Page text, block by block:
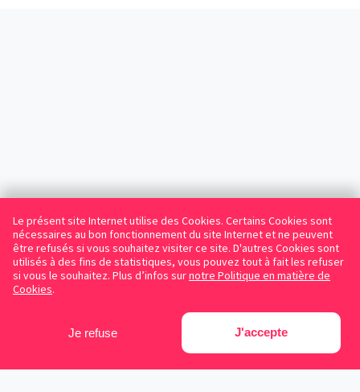
Le présent site Internet utilise des Cookies. Certains Cookies sont
nécessaires au bon fonctionnement du site Internet et ne peuvent
être refusés si vous souhaitez visiter ce site. D'autres Cookies sont
utilisés à des fins de statistiques, vous pouvez tout à fait les refuser
si vous le souhaitez. Plus d’infos surnotre Politique en matière de
Cookies.
Je refuse J'accepte